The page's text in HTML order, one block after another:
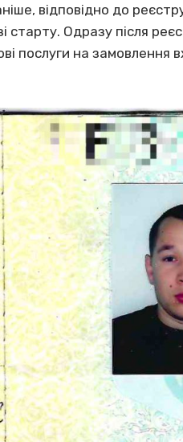
відповідно до
Одразу після
послуги на замовлення